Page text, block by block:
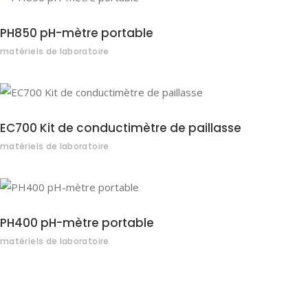
PH850 pH-mètre portable
matériels de laboratoire
EC700 Kit de conductimètre de paillasse
matériels de laboratoire
PH400 pH-mètre portable
matériels de laboratoire